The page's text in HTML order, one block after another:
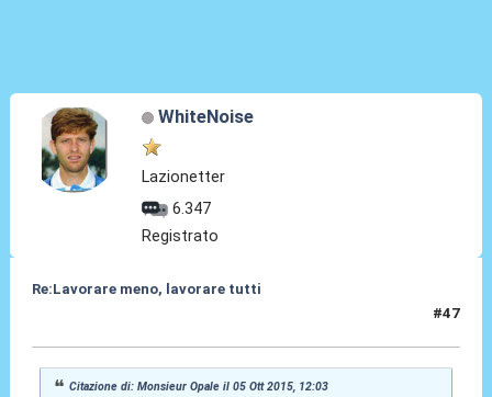
WhiteNoise
Lazionetter
6.347
Registrato
Re:Lavorare meno, lavorare tutti
#47
Citazione di: Monsieur Opale il 05 Ott 2015, 12:03